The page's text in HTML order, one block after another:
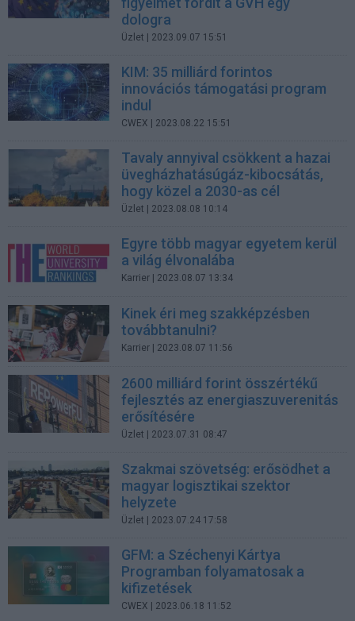
dologra
Üzlet | 2023.09.07 15:51
KIM: 35 milliárd forintos
innovációs támogatási program
indul
CWEX | 2023.08.22 15:51
Tavaly annyival csökkent a hazai
üvegházhatásúgáz-kibocsátás,
hogy közel a 2030-as cél
Üzlet | 2023.08.08 10:14
Egyre több magyar egyetem kerül
a világ élvonalába
Karrier | 2023.08.07 13:34
Kinek éri meg szakképzésben
továbbtanulni?
Karrier | 2023.08.07 11:56
2600 milliárd forint összértékű
fejlesztés az energiaszuverenitás
erősítésére
Üzlet | 2023.07.31 08:47
Szakmai szövetség: erősödhet a
magyar logisztikai szektor
helyzete
Üzlet | 2023.07.24 17:58
GFM: a Széchenyi Kártya
Programban folyamatosak a
kifizetések
CWEX | 2023.06.18 11:52